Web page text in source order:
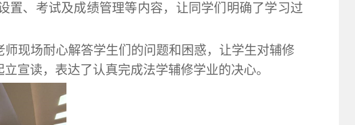
置、考试及成绩管理等内容，让同学们明确了学习过
现场耐心解答学生们的问题和困惑，让学生对辅修
宣读，表达了认真完成法学辅修学业的决心。